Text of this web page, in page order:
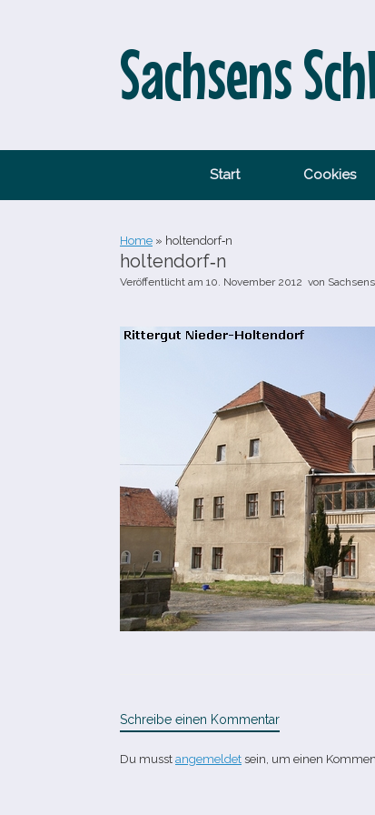
Sachsens
Start Cookies
Home » holtendorf‑n
holtendorf‑n
Veröffentlicht am 10. November 2012 von
Schreibe einen Kommentar
Du musst angemeldet sein, um einen